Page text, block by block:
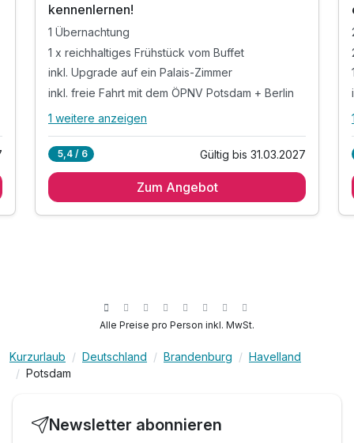
kennenlernen!
1 Übernachtung
1 x reichhaltiges Frühstück vom Buffet
inkl. Upgrade auf ein Palais-Zimmer
inkl. freie Fahrt mit dem ÖPNV Potsdam + Berlin
Alle Inklusivleistungen
1 x reichhaltiges Frühstück vom Buffet
1 weitere anzeigen
5,4 / 6 Gültig bis 31.03.2027
Zum Angebot
Alle Preise pro Person inkl. MwSt.
Kurzurlaub Deutschland Brandenburg
Havelland
Potsdam
Newsletter abonnieren